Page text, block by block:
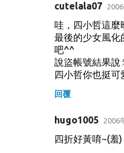
cutelala07
哇，四小哲這麼
最後的少女風化
吧^^
說盜帳號結果說
四小哲你也挺可
回覆
hugo1005 2006
四折好黃唷~(羞)